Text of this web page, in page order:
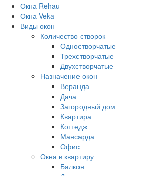
Окна Rehau
Окна Veka
Виды окон
Количество створок
Одностворчатые
Трехстворчатые
Двухстворчатые
Назначение окон
Веранда
Дача
Загородный дом
Квартира
Коттедж
Мансарда
Офис
Окна в квартиру
Балкон